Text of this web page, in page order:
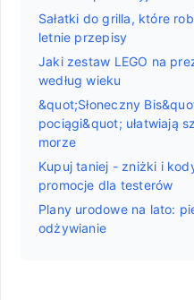
Sałatki do grilla, które
letnie przepisy
Jaki zestaw LEGO na
według wieku
&quot;Słoneczny
pociągi&quot; ułatwiają
morze
Kupuj taniej - zniżki i
promocje dla testerów
Plany urodowe na lato:
odżywianie